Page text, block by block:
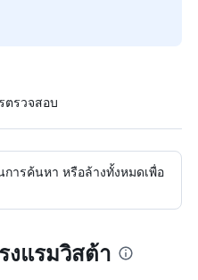
ตรวจสอบ
ารค้นหา หรือล้างทั้งหมดเพื่อ
งแรมวิสต้า